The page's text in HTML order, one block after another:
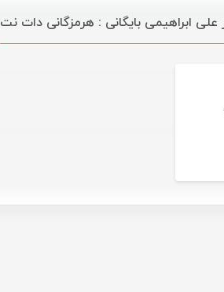
ابراهیمی بایگانی : هرمزگانی دات نت